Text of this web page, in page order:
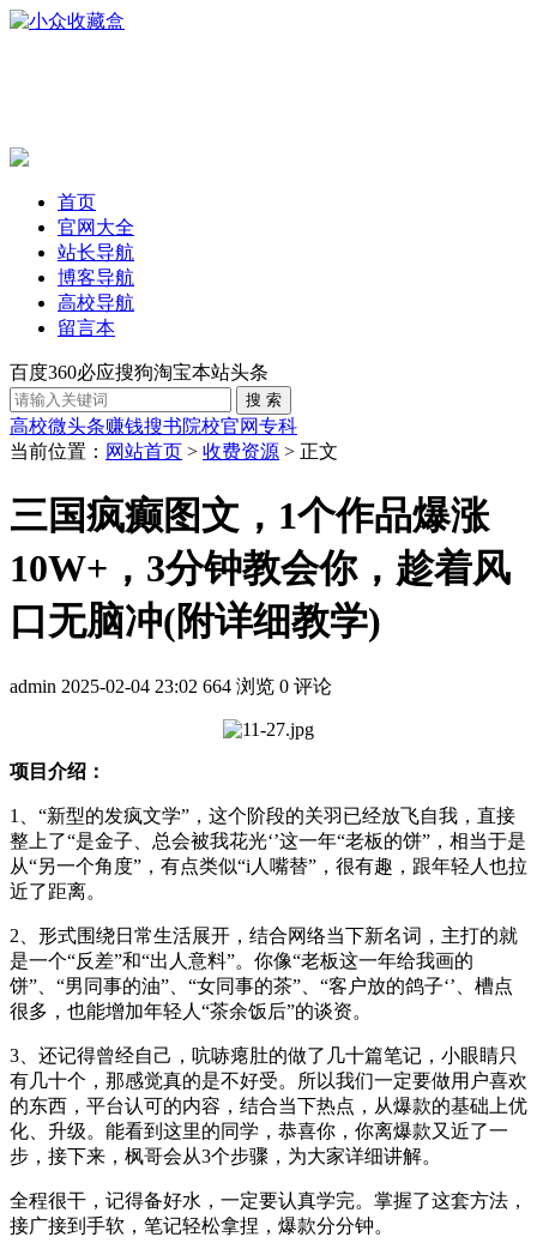
首页
官网大全
站长导航
博客导航
高校导航
留言本
百度360必应搜狗淘宝本站头条
高校微头条赚钱搜书院校官网专科
当前位置： 网站首页 > 收费资源 > 正文
三国疯癫图文，1个作品爆涨
10W+，3分钟教会你，趁着风
口无脑冲(附详细教学)
admin 2025-02-04 23:02 664 浏览 0 评论
项目介绍：
1、“新型的发疯文学”，这个阶段的关羽已经放飞自我，直接
整上了“是金子、总会被我花光‘’这一年“老板的饼”，相当于是
从“另一个角度”，有点类似“i人嘴替”，很有趣，跟年轻人也拉
近了距离。
2、形式围绕日常生活展开，结合网络当下新名词，主打的就
是一个“反差”和“出人意料”。你像“老板这一年给我画的
饼”、“男同事的油”、“女同事的茶”、“客户放的鸽子‘’、槽点
很多，也能增加年轻人“茶余饭后”的谈资。
3、还记得曾经自己，吭哧瘪肚的做了几十篇笔记，小眼睛只
有几十个，那感觉真的是不好受。所以我们一定要做用户喜欢
的东西，平台认可的内容，结合当下热点，从爆款的基础上优
化、升级。能看到这里的同学，恭喜你，你离爆款又近了一
步，接下来，枫哥会从3个步骤，为大家详细讲解。
全程很干，记得备好水，一定要认真学完。掌握了这套方法，
接广接到手软，笔记轻松拿捏，爆款分分钟。